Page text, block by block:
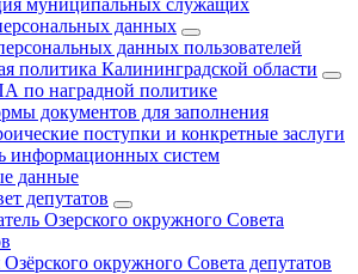
муниципальных служащих
данных
данных пользователей
политика Калининградской области
по наградной политике
документов для заполнения
поступки и конкретные заслуги
информационных систем
данные
депутатов
Озерского окружного Совета
окружного Совета депутатов